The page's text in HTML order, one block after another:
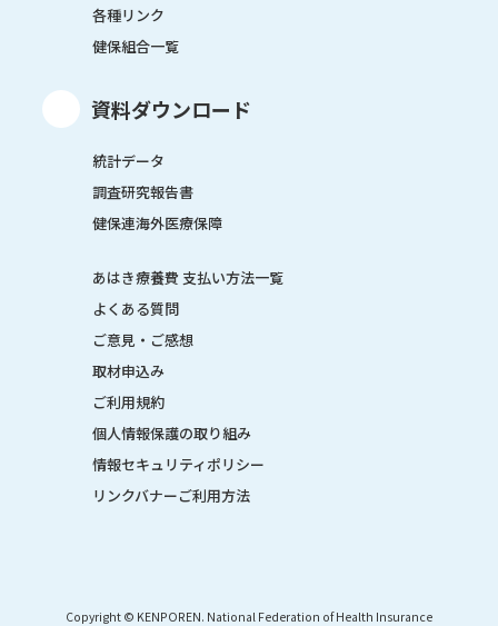
各種リンク
健保組合一覧
資料ダウンロード
統計データ
調査研究報告書
健保連海外医療保障
あはき療養費 支払い方法一覧
よくある質問
ご意見・ご感想
取材申込み
ご利用規約
個人情報保護の取り組み
情報セキュリティポリシー
リンクバナーご利用方法
Copyright © KENPOREN. National Federation of Health Insurance